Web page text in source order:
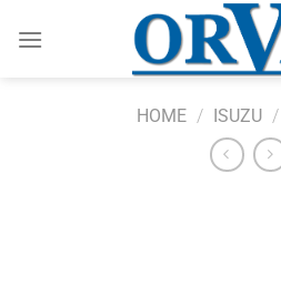
HOME / ISUZU /